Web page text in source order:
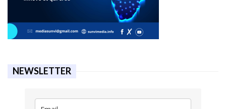
NEWSLETTER